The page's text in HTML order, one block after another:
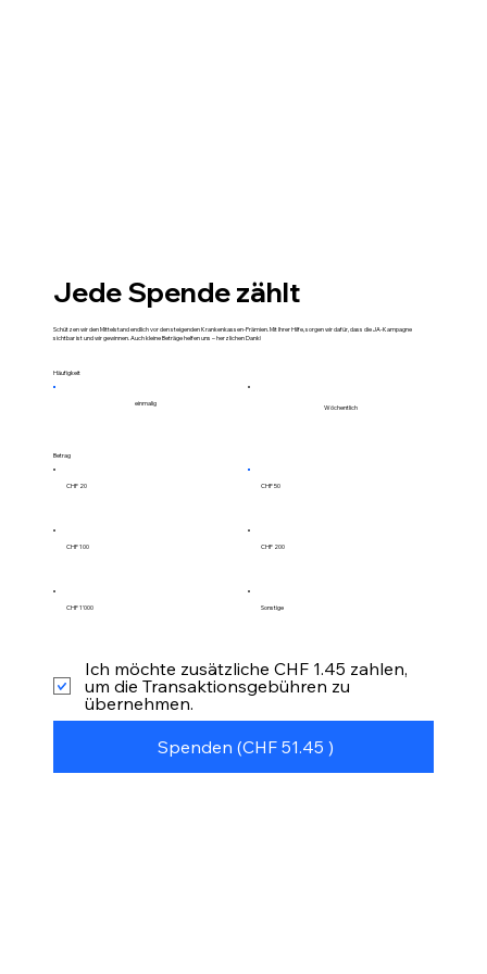
Jede Spende zählt
Schützen wir den Mittelstand endlich vor den steigenden Krankenkassen-Prämien. Mit Ihrer Hilfe, sorgen wir dafür, dass die JA-Kampagne
sichtbar ist und wir gewinnen. Auch kleine Beträge helfen uns – herzlichen Dank!
Häufigkeit
einmalig
Wöchentlich
Betrag
CHF 20 CHF 50
CHF 100 CHF 200
CHF 1'000 Sonstige
Spenden (CHF 51.45 )
Ich möchte zusätzliche CHF 1.45 zahlen,
um die Transaktionsgebühren zu
übernehmen.